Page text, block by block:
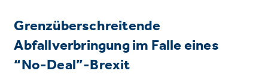
Grenzüberschreitende
Abfallverbringung im Falle eines
“No-Deal”-Brexit